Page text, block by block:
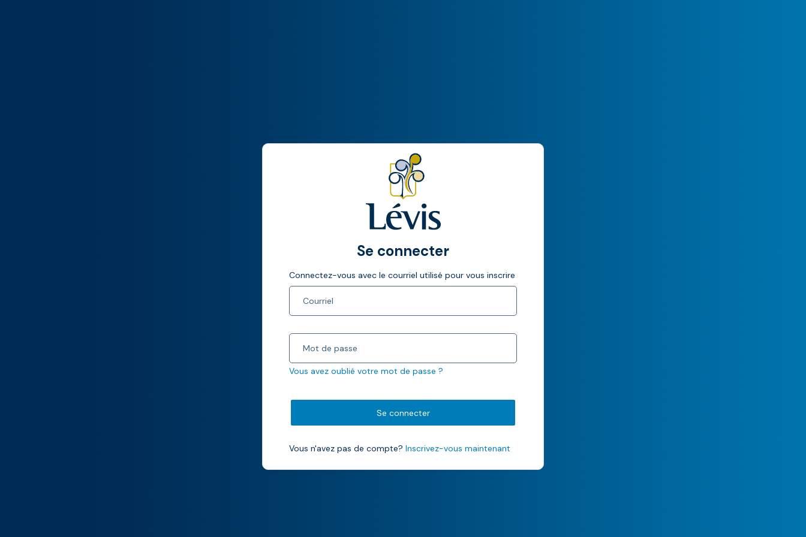
Se connecter
Connectez-vous avec le courriel utilisé pour vous inscrire
Vous avez oublié votre mot de passe ?
Se connecter
Vous n'avez pas de compte? Inscrivez-vous maintenant